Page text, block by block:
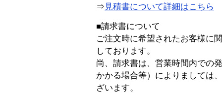
⇒ 見積書について詳細はこちら
■請求書について
ご注文時に希望されたお客様に
しております。
尚、請求書は、営業時間内での
かかる場合等）によりましては
ざいます。